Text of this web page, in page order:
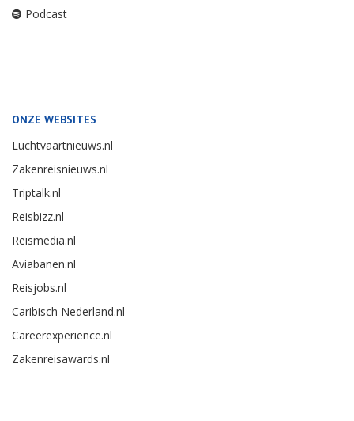
Podcast
ONZE WEBSITES
Luchtvaartnieuws.nl
Zakenreisnieuws.nl
Triptalk.nl
Reisbizz.nl
Reismedia.nl
Aviabanen.nl
Reisjobs.nl
Caribisch Nederland.nl
Careerexperience.nl
Zakenreisawards.nl